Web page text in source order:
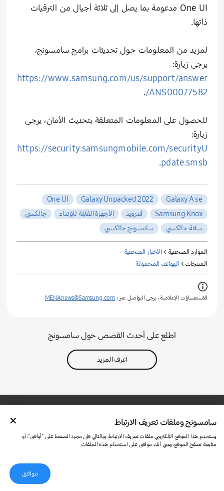
سامسونج وملفات تعريف الارتباط
يستخدم هذا الموقع الإلكتروني ملفات تعريف الارتباط، وبالتالي فإن مجرد الضغط على "أوافق"، أو
متابعة تصفح الموقع، يعني أنك موافق على استخدام هذه الملفات.
موافق
One UI مدعومة بما يصل إلى ثلاثة أجيال من الترقيات
ذاتها.
لمزيد من المعلومات حول تحديثات برامج سامسونج،
يرجى زيارة:
https://www.samsung.com/us/support/answer
/ANS00077582
.
للحصول على المعلومات المتعلقة بتحديث الأمان، يرجى
زيارة:
https://security.samsungmobile.com/securityU
pdate.smsb
.
Galaxy A se
Galaxy Unpacked 2022
One UI
Samsung Knox
أندرويد الأجهزة القابلة للإرتداء
جالكسي
ساعة جالكسي
سامسونج جالكسي
الموارد الصحفية > الأخبار الصحفية
المنتجات > الهواتف المحمولة
للاستفسارات الإعلامية ، يرجى التواصل عبر : MENAnews@Samsung.com
اطلع على أحدث القصص حول سامسونج
اعرف المزيد
تواصل معنا
SAMSUNG.COM
شروط الاستخدام
الخصوصية وملفات تعريف الارتباط